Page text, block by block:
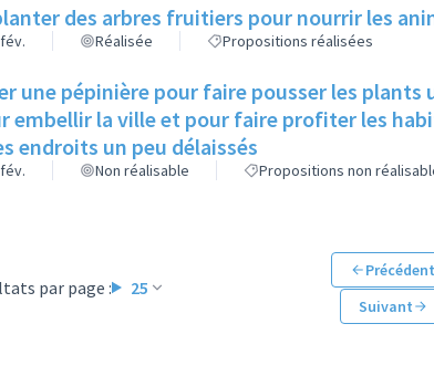
des arbres fruitiers pour nourrir les
Réalisée Propositions réalisées
une pépinière pour faire pousser les plants
embellir la ville et pour faire profiter les
endroits un peu délaissés
Non réalisable Propositions non
par page : 25
Précédent
Suivant